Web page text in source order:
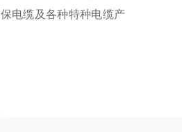
电缆及各种特种电缆产